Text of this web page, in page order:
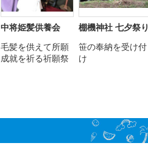
中将姫髪供養会
毛髪を供えて所願
成就を祈る祈願祭
棚機神社 七夕祭り
笹の奉納を受け付
け